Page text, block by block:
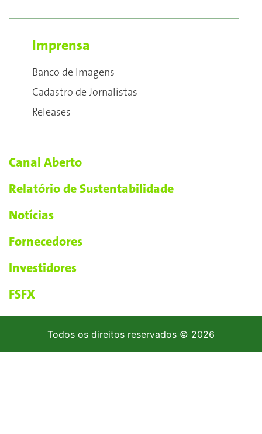
Imprensa
Banco de Imagens
Cadastro de Jornalistas
Releases
Canal Aberto
Relatório de Sustentabilidade
Notícias
Fornecedores
Investidores
FSFX
Todos os direitos reservados © 2026